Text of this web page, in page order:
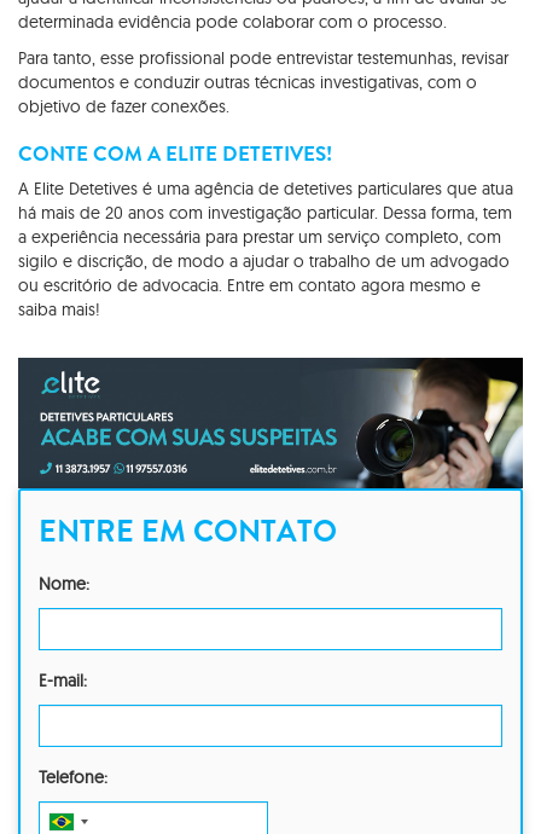
determinada evidência pode colaborar com o processo.
Para tanto, esse profissional pode entrevistar testemunhas, revisar
documentos e conduzir outras técnicas investigativas, com o
objetivo de fazer conexões.
CONTE COM A ELITE DETETIVES!
A Elite Detetives é uma agência de detetives particulares que atua
há mais de 20 anos com investigação particular. Dessa forma, tem
a experiência necessária para prestar um serviço completo, com
sigilo e discrição, de modo a ajudar o trabalho de um advogado
ou escritório de advocacia. Entre em contato agora mesmo e
saiba mais!
ENTRE EM CONTATO
Nome:
E-mail:
Telefone: